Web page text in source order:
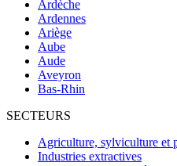
Ardèche
Ardennes
Ariège
Aube
Aude
Aveyron
Bas-Rhin
SECTEURS
Agriculture, sylviculture et
Industries extractives